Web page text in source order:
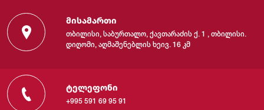
მისამართი
თბილისი, საბურთალო, ქავთარაძის ქ. 1 , თბილისი.
დიღომი, აღმაშენებლის ხეივ. 16 კმ
ტელეფონი
+995 591 69 95 91